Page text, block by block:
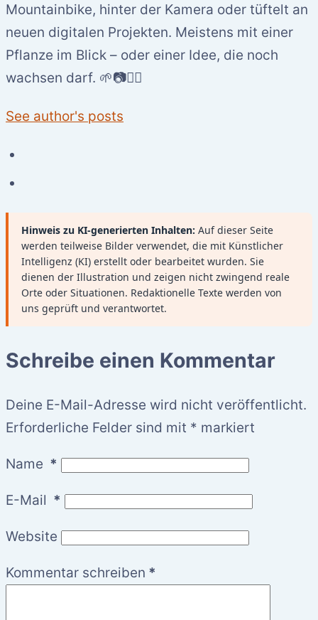
Mountainbike, hinter der Kamera oder tüftelt an
neuen digitalen Projekten. Meistens mit einer
Pflanze im Blick – oder einer Idee, die noch
wachsen darf. 🌱📷🚵‍♂️
See author's posts
Hinweis zu KI-generierten Inhalten: Auf dieser Seite
werden teilweise Bilder verwendet, die mit Künstlicher
Intelligenz (KI) erstellt oder bearbeitet wurden. Sie
dienen der Illustration und zeigen nicht zwingend reale
Orte oder Situationen. Redaktionelle Texte werden von
uns geprüft und verantwortet.
Schreibe einen Kommentar
Deine E-Mail-Adresse wird nicht veröffentlicht.
Erforderliche Felder sind mit * markiert
Name *
E-Mail *
Website
Kommentar schreiben *